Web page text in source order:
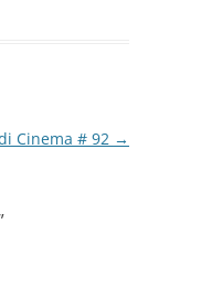
Cinema # 92 →